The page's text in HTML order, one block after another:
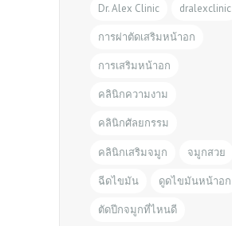
Dr. Alex Clinic dralexclinic
การผ่าตัดเสริมหน้าอก
การเสริมหน้าอก
คลินิกความงาม
คลินิกศัลยกรรม
คลินิกเสริมจมูก จมูกสวย
ฉีดไขมัน ดูดไขมันหน้าอก
ตัดปีกจมูกที่ไหนดี